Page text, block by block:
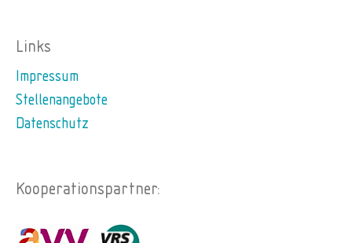
Links
Impressum
Stellenangebote
Datenschutz
Kooperationspartner: